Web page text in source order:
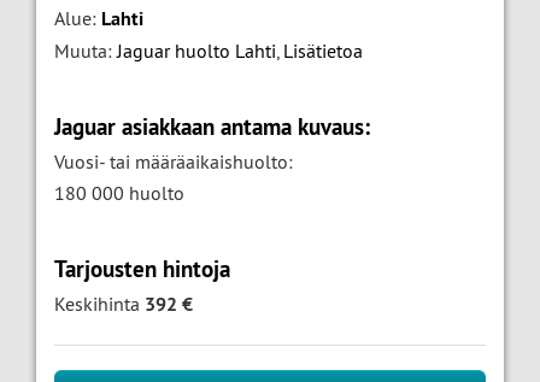
Alue: Lahti
Muuta:Jaguar huolto Lahti, Lisätietoa
Jaguar asiakkaan antama kuvaus:
Vuosi- tai määräaikaishuolto:
180 000 huolto
Tarjousten hintoja
Keskihinta 392 €